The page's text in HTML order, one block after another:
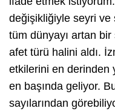
değişikliğiyle seyri
tüm dünyayı artan
afet türü halini aldı.
etkilerini en derinden
en başında geliyor.
sayılarından